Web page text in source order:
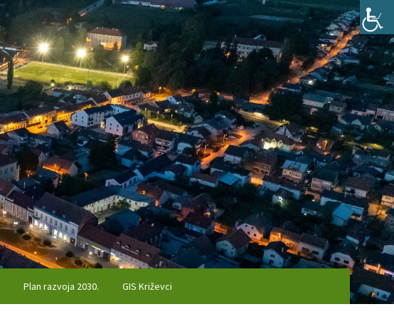
Plan razvoja 2030. GIS Križevci